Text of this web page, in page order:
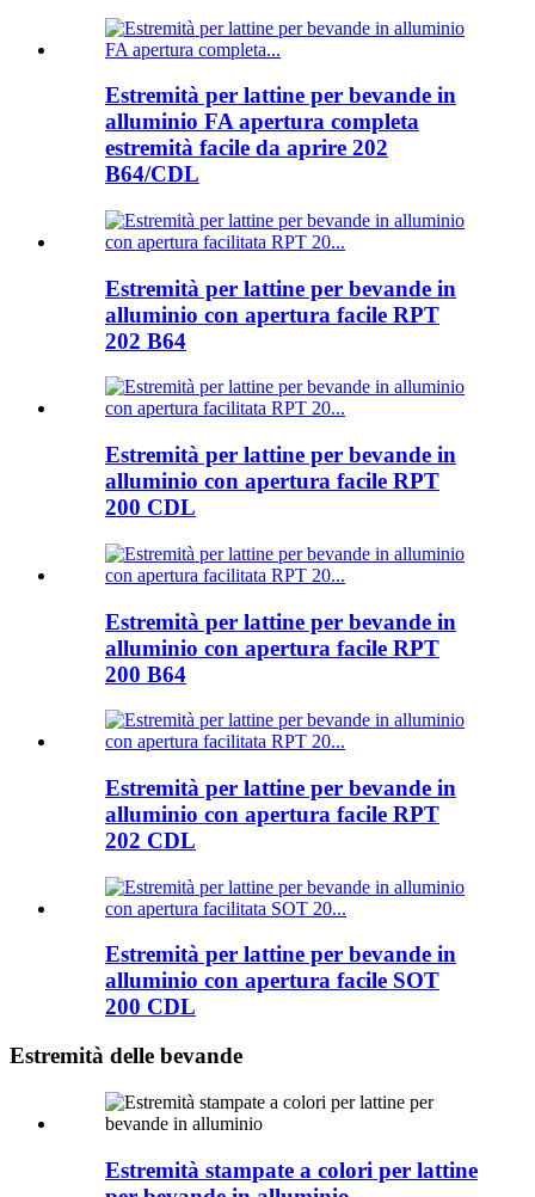
Estremità per lattine per bevande in
alluminio FA apertura completa
estremità facile da aprire 202
B64/CDL
Estremità per lattine per bevande in
alluminio con apertura facile RPT
202 B64
Estremità per lattine per bevande in
alluminio con apertura facile RPT
200 CDL
Estremità per lattine per bevande in
alluminio con apertura facile RPT
200 B64
Estremità per lattine per bevande in
alluminio con apertura facile RPT
202 CDL
Estremità per lattine per bevande in
alluminio con apertura facile SOT
200 CDL
Estremità delle bevande
Estremità stampate a colori per lattine